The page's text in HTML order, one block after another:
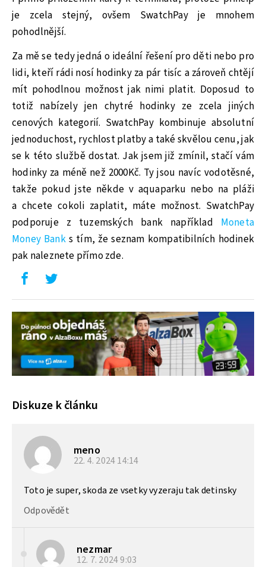
je zcela stejný, ovšem SwatchPay je mnohem
pohodlnější.
Za mě se tedy jedná o ideální řešení pro děti nebo pro
lidi, kteří rádi nosí hodinky za pár tisíc a zároveň chtějí
mít pohodlnou možnost jak nimi platit. Doposud to
totiž nabízely jen chytré hodinky ze zcela jiných
cenových kategorií. SwatchPay kombinuje absolutní
jednoduchost, rychlost platby a také skvělou cenu, jak
se k této službě dostat. Jak jsem již zmínil, stačí vám
hodinky za méně než 2000Kč. Ty jsou navíc vodotěsné,
takže pokud jste někde v aquaparku nebo na pláži
a chcete cokoli zaplatit, máte možnost. SwatchPay
podporuje z tuzemských bank například Moneta
Money Banks tím, že seznam kompatibilních hodinek
pak naleznete přímo zde.
Diskuze k článku
meno
22. 4. 202414:14
Toto je super, skoda ze vsetky vyzeraju tak detinsky
Odpovědět
nezmar
12. 7. 20249:03